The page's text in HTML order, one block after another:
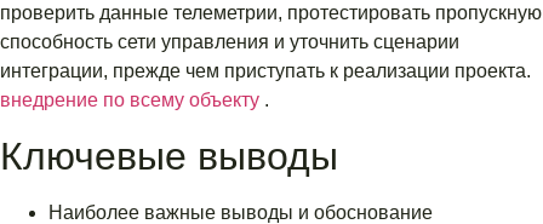
проверить данные телеметрии, протестировать пропускную
способность сети управления и уточнить сценарии
интеграции, прежде чем приступать к реализации проекта.
внедрение по всему объекту .
Ключевые выводы
Наиболее важные выводы и обоснование